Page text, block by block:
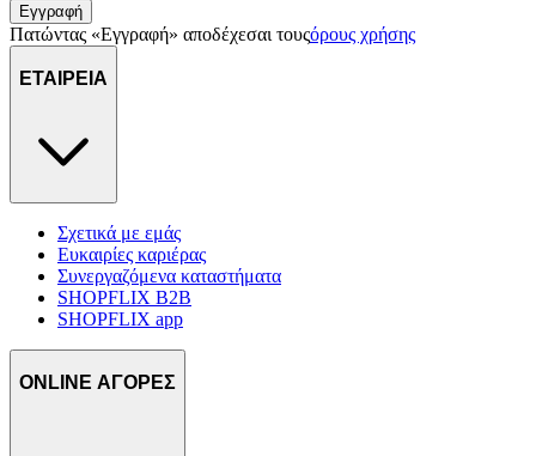
Εγγραφή
Πατώντας «Εγγραφή» αποδέχεσαι τουςόρους χρήσης
ΕΤΑΙΡΕΙΑ
Σχετικά με εμάς
Ευκαιρίες καριέρας
Συνεργαζόμενα καταστήματα
SHOPFLIX B2B
SHOPFLIX app
ONLINE ΑΓΟΡΕΣ